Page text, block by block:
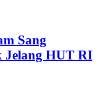
Sang
HUT RI